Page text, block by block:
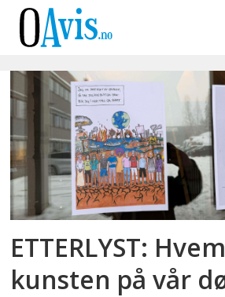
Emne:
protest
ETTERLYST:
kunsten på vår